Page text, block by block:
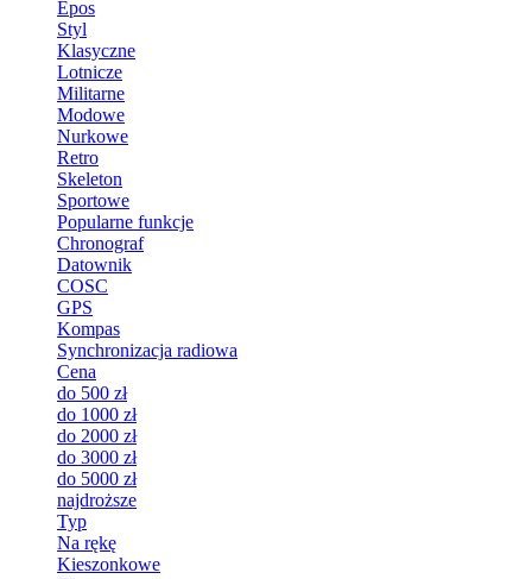
Epos
Styl
Klasyczne
Lotnicze
Militarne
Modowe
Nurkowe
Retro
Skeleton
Sportowe
Popularne funkcje
Chronograf
Datownik
COSC
GPS
Kompas
Synchronizacja radiowa
Cena
do 500 zł
do 1000 zł
do 2000 zł
do 3000 zł
do 5000 zł
najdroższe
Typ
Na rękę
Kieszonkowe